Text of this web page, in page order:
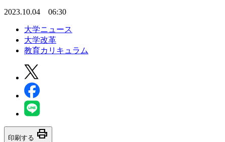
2023.10.04 06:30
大学ニュース
大学改革
教育カリキュラム
印刷する print